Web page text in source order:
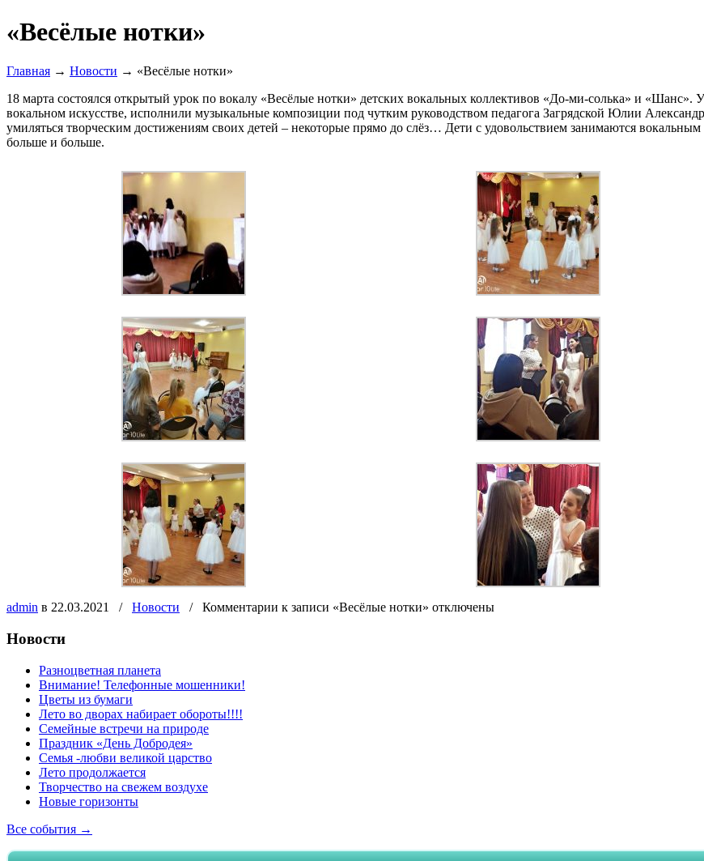
«Весёлые нотки»
Главная → Новости → «Весёлые нотки»
18 марта состоялся открытый урок по вокалу «Весёлые нотки» детских вокальных коллективов «До-ми-солька» и «Шанс».
вокальном искусстве, исполнили музыкальные композиции под чутким руководством педагога Загрядской Юлии
умиляться творческим достижениям своих детей – некоторые прямо до слёз… Дети с удовольствием занимаются
больше и больше.
admin в 22.03.2021 / Новости / Комментарии к записи «Весёлые нотки» отключены
Новости
Разноцветная планета
Внимание! Телефонные мошенники!
Цветы из бумаги
Лето во дворах набирает обороты!!!!
Семейные встречи на природе
Праздник «День Добродея»
Семья -любви великой царство
Лето продолжается
Творчество на свежем воздухе
Новые горизонты
Все события →